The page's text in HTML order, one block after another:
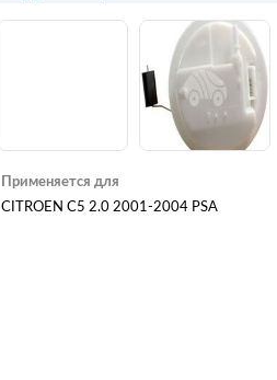
Применяется для
CITROEN C5 2.0 2001-2004 PSA